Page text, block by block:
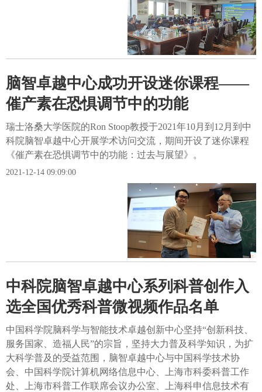
脑智卓越中心成功开设迷你课程——
催产素在恐惧调节中的功能
瑞士洛桑大学医院的Ron Stoop教授于2021年10月到12月到中
科院脑智卓越中心开展学术访问交流，期间开设了迷你课程
《催产素在恐惧调节中的功能：过去与展望》。
2021-12-14 09:09:00
中科院脑智卓越中心系列科普创作入
选全国优秀科普微视频作品名单
中国科学院脑科学与智能技术卓越创新中心坚持“创新科技、
服务国家、造福人民”的宗旨，坚持大力普及科学知识，为扩
大科学普及的受益范围，脑智卓越中心与中国科学技术协
会、中国科学院计算机网络信息中心、上海市科委科普工作
处、上海市科普工作联席会议办公室、上海科申信息技术有